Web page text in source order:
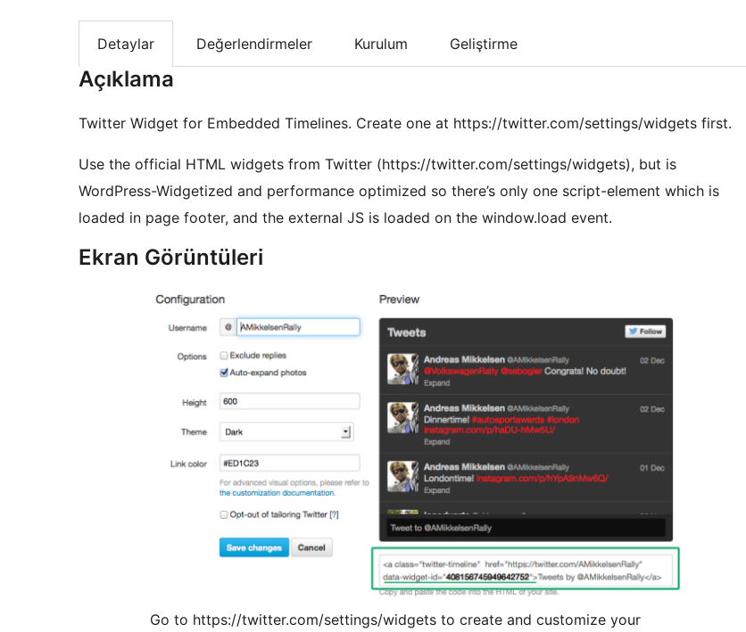
Detaylar Değerlendirmeler Kurulum Geliştirme
Açıklama
Twitter Widget for Embedded Timelines. Create one at https://twitter.com/settings/widgets first.
Use the official HTML widgets from Twitter (https://twitter.com/settings/widgets), but is
WordPress-Widgetized and performance optimized so there’s only one script-element which is
loaded in page footer, and the external JS is loaded on the window.load event.
Ekran Görüntüleri
Go to https://twitter.com/settings/widgets to create and customize your